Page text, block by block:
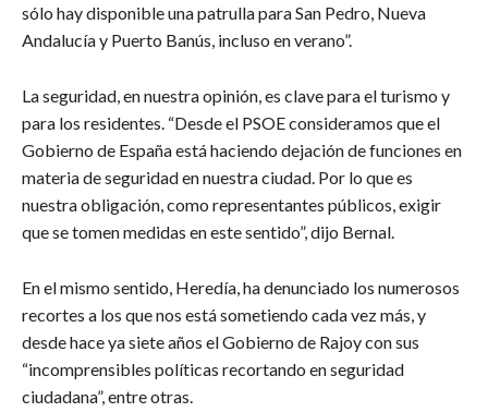
sólo hay disponible una patrulla para San Pedro, Nueva
Andalucía y Puerto Banús, incluso en verano”.
La seguridad, en nuestra opinión, es clave para el turismo y
para los residentes. “Desde el PSOE consideramos que el
Gobierno de España está haciendo dejación de funciones en
materia de seguridad en nuestra ciudad. Por lo que es
nuestra obligación, como representantes públicos, exigir
que se tomen medidas en este sentido”, dijo Bernal.
En el mismo sentido, Heredía, ha denunciado los numerosos
recortes a los que nos está sometiendo cada vez más, y
desde hace ya siete años el Gobierno de Rajoy con sus
“incomprensibles políticas recortando en seguridad
ciudadana”, entre otras.